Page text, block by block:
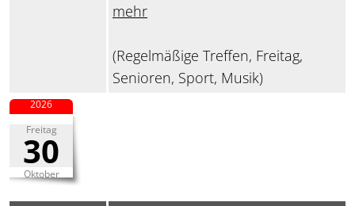
mehr
(Regelmäßige Treffen, Freitag,
Senioren, Sport, Musik)
Freitag
30
Oktober
2026